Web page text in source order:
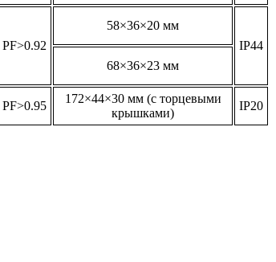
PF>0.92
58×36×20 мм
IP44
68×36×23 мм
PF>0.95
172×44×30 мм (с торцевыми
крышками)
IP20